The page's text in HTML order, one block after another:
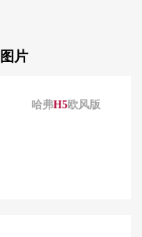
图片
哈弗H5欧风版